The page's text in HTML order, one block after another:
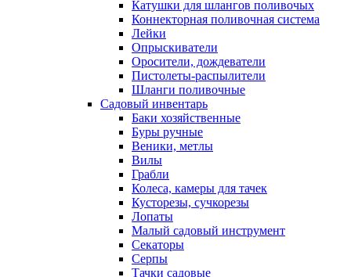
Катушки для шлангов поливочых
Коннекторная поливочная система
Лейки
Опрыскиватели
Оросители, дождеватели
Пистолеты-распылители
Шланги поливочные
Садовый инвентарь
Баки хозяйственные
Буры ручные
Веники, метлы
Вилы
Грабли
Колеса, камеры для тачек
Кусторезы, сучкорезы
Лопаты
Малый садовый инструмент
Секаторы
Серпы
Тачки садовые